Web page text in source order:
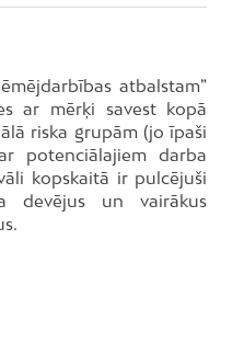
atbalstam”
ar mērķi savest kopā
riska grupām (jo īpaši
potenciālajiem darba
kopskaitā ir pulcējuši
devējus un vairākus